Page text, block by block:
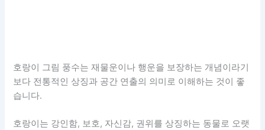
호랑이 그림 풍수는 재물운이나 행운을 보장하는 개념이라기
보다 전통적인 상징과 공간 연출의 의미로 이해하는 것이 좋
습니다.
호랑이는 강인함, 보호, 자신감, 권위를 상징하는 동물로 오랫